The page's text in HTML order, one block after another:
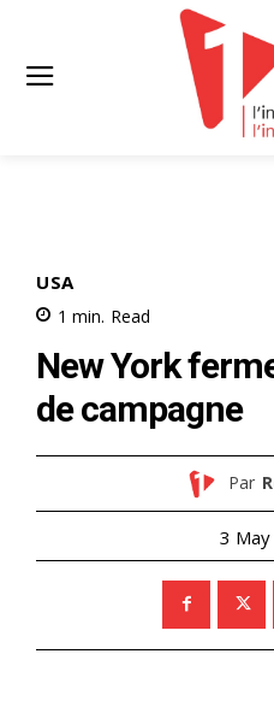
USA
1 min. Read
New York
de campagne
Par
3